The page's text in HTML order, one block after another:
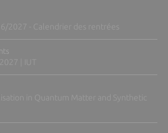
2027 - Calendrier des rentrées
| IUT
in Quantum Matter and Synthetic